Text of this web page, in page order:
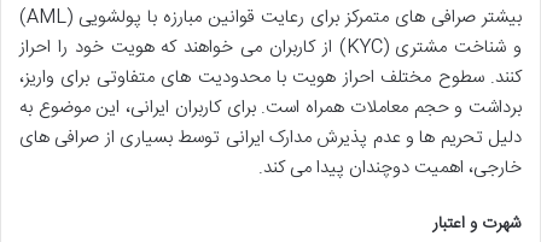
بیشتر صرافی های متمرکز برای رعایت قوانین مبارزه با پولشویی (AML)
و شناخت مشتری (KYC) از کاربران می خواهند که هویت خود را احراز
کنند. سطوح مختلف احراز هویت با محدودیت های متفاوتی برای واریز،
برداشت و حجم معاملات همراه است. برای کاربران ایرانی، این موضوع به
دلیل تحریم ها و عدم پذیرش مدارک ایرانی توسط بسیاری از صرافی های
خارجی، اهمیت دوچندان پیدا می کند.
شهرت و اعتبار